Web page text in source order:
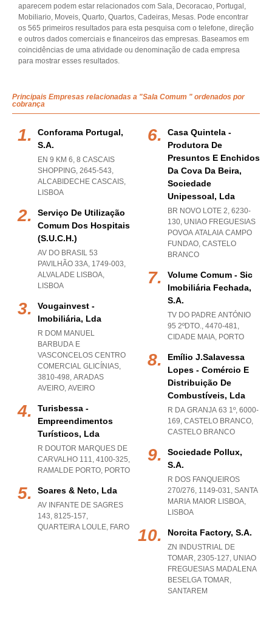
aparecem podem estar relacionados com Sala, Decoracao, Portugal,
Mobiliario, Moveis, Quarto, Quartos, Cadeiras, Mesas. Pode encontrar
os 565 primeiros resultados para esta pesquisa com o telefone, direção
e outros dados comerciais e financeiros das empresas. Baseamos em
coincidências de uma atividade ou denominação de cada empresa
para mostrar esses resultados.
Principais Empresas relacionadas a "Sala Comum " ordenados por
cobrança
Conforama Portugal,
S.a.
EN 9 KM 6, 8 CASCAIS
SHOPPING, 2645-543,
ALCABIDECHE CASCAIS,
LISBOA
Serviço De Utilização
Comum Dos Hospitais
(s.u.c.h.)
AV DO BRASIL 53
PAVILHÃO 33A, 1749-003,
ALVALADE LISBOA,
LISBOA
Vougainvest -
Imobiliária, Lda
R DOM MANUEL
BARBUDA E
VASCONCELOS CENTRO
COMERCIAL GLICÍNIAS,
3810-498, ARADAS
AVEIRO, AVEIRO
Turisbessa -
Empreendimentos
Turísticos, Lda
R DOUTOR MARQUES DE
CARVALHO 111, 4100-325,
RAMALDE PORTO, PORTO
Soares & Neto, Lda
AV INFANTE DE SAGRES
143, 8125-157,
QUARTEIRA LOULE, FARO
Casa Quintela -
Produtora De
Presuntos E Enchidos
Da Cova Da Beira,
Sociedade
Unipessoal, Lda
BR NOVO LOTE 2, 6230-
130, UNIAO FREGUESIAS
POVOA ATALAIA CAMPO
FUNDAO, CASTELO
BRANCO
Volume Comum - Sic
Imobiliária Fechada,
S.a.
TV DO PADRE ANTÓNIO
95 2ºDTO., 4470-481,
CIDADE MAIA, PORTO
Emílio J.salavessa
Lopes - Comércio E
Distribuição De
Combustíveis, Lda
R DA GRANJA 63 1º, 6000-
169, CASTELO BRANCO,
CASTELO BRANCO
Sociedade Pollux,
S.a.
R DOS FANQUEIROS
270/276, 1149-031, SANTA
MARIA MAIOR LISBOA,
LISBOA
Norcita Factory, S.a.
ZN INDUSTRIAL DE
TOMAR, 2305-127, UNIAO
FREGUESIAS MADALENA
BESELGA TOMAR,
SANTAREM